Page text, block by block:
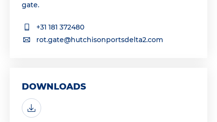
gate.
+31 181 372480
rot.gate@hutchisonportsdelta2.com
DOWNLOADS